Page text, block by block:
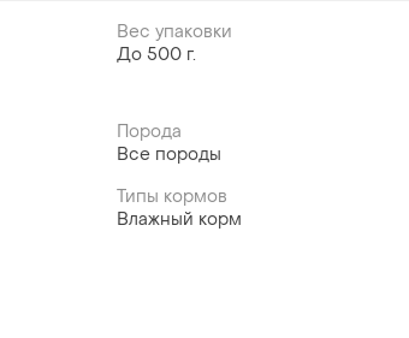
Вес упаковки
До 500 г.
Порода
Все породы
Типы кормов
Влажный корм